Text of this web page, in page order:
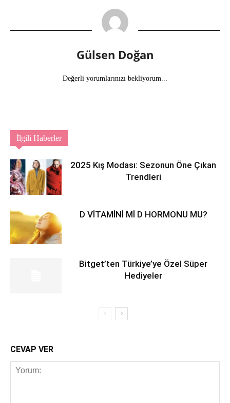
Gülsen Doğan
Değerli yorumlarınızı bekliyorum...
İlgili Haberler
2025 Kış Modası: Sezonun Öne Çıkan
Trendleri
D VİTAMİNİ Mİ D HORMONU MU?
Bitget’ten Türkiye’ye Özel Süper
Hediyeler
CEVAP VER